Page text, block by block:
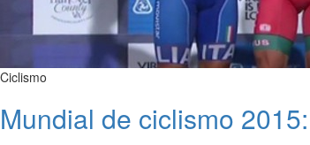
Ciclismo
Mundial de ciclismo